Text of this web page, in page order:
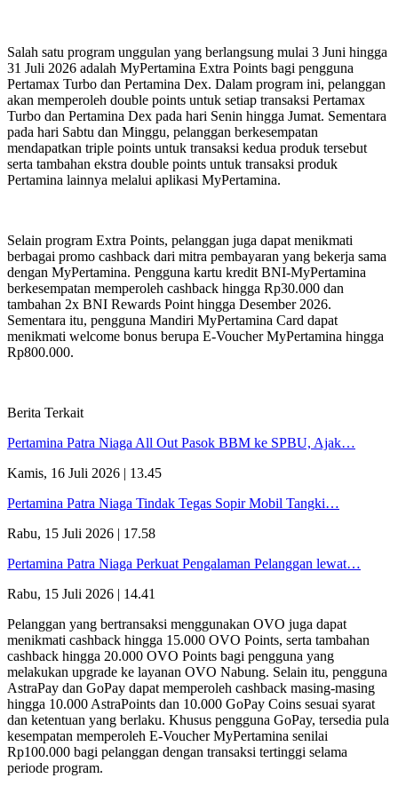
Salah satu program unggulan yang berlangsung mulai 3 Juni hingga
31 Juli 2026 adalah MyPertamina Extra Points bagi pengguna
Pertamax Turbo dan Pertamina Dex. Dalam program ini, pelanggan
akan memperoleh double points untuk setiap transaksi Pertamax
Turbo dan Pertamina Dex pada hari Senin hingga Jumat. Sementara
pada hari Sabtu dan Minggu, pelanggan berkesempatan
mendapatkan triple points untuk transaksi kedua produk tersebut
serta tambahan ekstra double points untuk transaksi produk
Pertamina lainnya melalui aplikasi MyPertamina.
Selain program Extra Points, pelanggan juga dapat menikmati
berbagai promo cashback dari mitra pembayaran yang bekerja sama
dengan MyPertamina. Pengguna kartu kredit BNI-MyPertamina
berkesempatan memperoleh cashback hingga Rp30.000 dan
tambahan 2x BNI Rewards Point hingga Desember 2026.
Sementara itu, pengguna Mandiri MyPertamina Card dapat
menikmati welcome bonus berupa E-Voucher MyPertamina hingga
Rp800.000.
Berita Terkait
Pertamina Patra Niaga All Out Pasok BBM ke SPBU, Ajak…
Kamis, 16 Juli 2026 | 13.45
Pertamina Patra Niaga Tindak Tegas Sopir Mobil Tangki…
Rabu, 15 Juli 2026 | 17.58
Pertamina Patra Niaga Perkuat Pengalaman Pelanggan lewat…
Rabu, 15 Juli 2026 | 14.41
Pelanggan yang bertransaksi menggunakan OVO juga dapat
menikmati cashback hingga 15.000 OVO Points, serta tambahan
cashback hingga 20.000 OVO Points bagi pengguna yang
melakukan upgrade ke layanan OVO Nabung. Selain itu, pengguna
AstraPay dan GoPay dapat memperoleh cashback masing-masing
hingga 10.000 AstraPoints dan 10.000 GoPay Coins sesuai syarat
dan ketentuan yang berlaku. Khusus pengguna GoPay, tersedia pula
kesempatan memperoleh E-Voucher MyPertamina senilai
Rp100.000 bagi pelanggan dengan transaksi tertinggi selama
periode program.